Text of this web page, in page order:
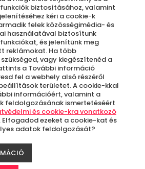
a felhők felett, túlvilági
- Ezt jelenti a
Legyen szó születésnapról
egyedi élményajándék
keresel? Adj
ismerősödnek vagy
romantikus
tartozik.
biztosításához, valamint
kéri a cookie-k
felek közösségimédia- és
használatával biztosítunk
és jelenítünk meg
reklámokat. Ha több
vagy kiegészítenéd a
a További információ
fel a webhely alsó részéről
területet. A cookie-kkal
információért, valamint a
feldolgozásának ismertetéséért
és cookie-kra vonatkozó
. Elfogadod ezeket a cookie-kat és
adatok feldolgozását?